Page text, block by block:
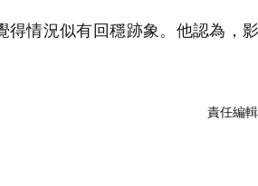
情況似有回穩跡象。他認為，
責任編